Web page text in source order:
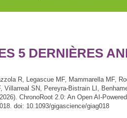
5 DERNIÈRES
R, Legascue MF, Mammarella MF,
SN, Pereyra-Bistrain LI,
ChronoRoot 2.0: An Open AI-
doi: 10.1093/gigascience/giag018